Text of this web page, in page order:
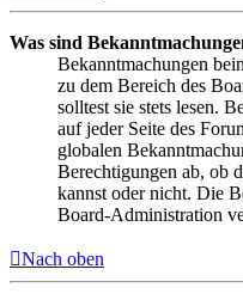
Was sind
Bekanntmachungen
zu dem Bereich des
solltest sie stets lesen.
auf jeder Seite des
globalen
Berechtigungen ab, ob
kannst oder nicht. Die
Board-Administration
Nach oben